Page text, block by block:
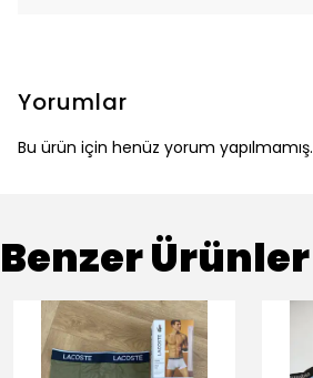
Yorumlar
Bu ürün için henüz yorum yapılmamış.
Benzer Ürünler